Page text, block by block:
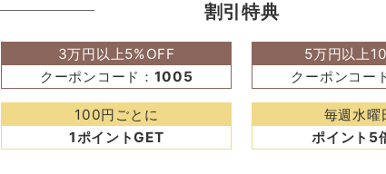
割引特典
3万円以上5%OFF
クーポンコード： 1005
5万円以上
クーポンコー
100円ごとに
1ポイントGET
毎週水曜
ポイント5